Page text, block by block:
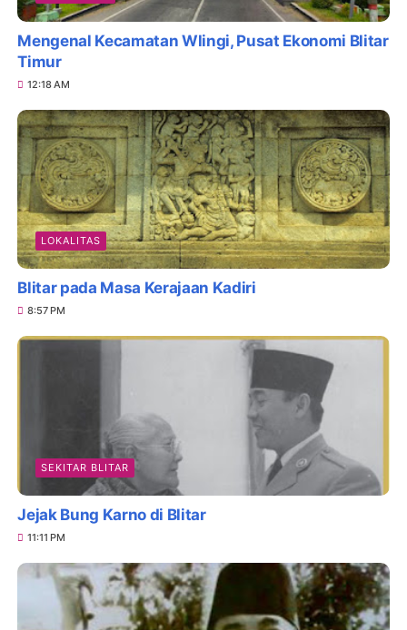
Mengenal Kecamatan Wlingi, Pusat Ekonomi Blitar
Timur
12:18 AM
LOKALITAS
Blitar pada Masa Kerajaan Kadiri
8:57 PM
SEKITAR BLITAR
Jejak Bung Karno di Blitar
11:11 PM